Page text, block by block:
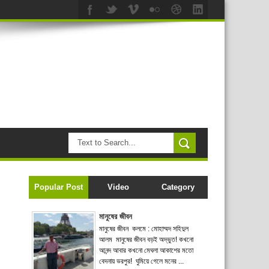
Popular Post Video Category
মানুষের জীবন
মানুষের জীবন কলমে : মোহাম্মদ সহিদুল
আলম মানুষের জীবন বড়ই অদ্ভুত! কখনো
আনন্দ আবার কখনো মেঘলা আকাশের মতো
বেদনায় ভরপুর! ঘুমিয়ে গেলে মনের ...